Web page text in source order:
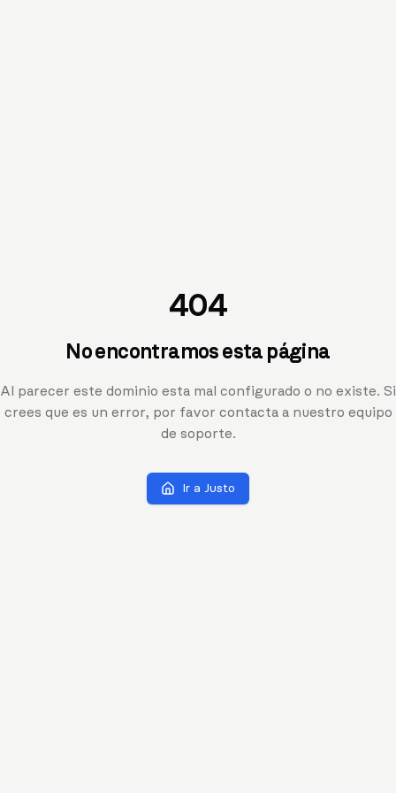
404
No encontramos esta página
Al parecer este dominio esta mal configurado o no existe. Si
crees que es un error, por favor contacta a nuestro equipo
de soporte.
Ir a Justo